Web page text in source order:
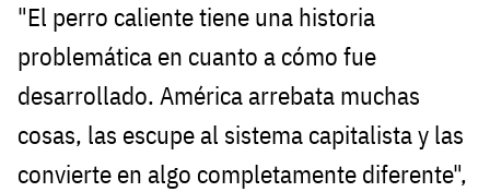
"El perro caliente tiene una historia
problemática en cuanto a cómo fue
desarrollado. América arrebata muchas
cosas, las escupe al sistema capitalista y las
convierte en algo completamente diferente",